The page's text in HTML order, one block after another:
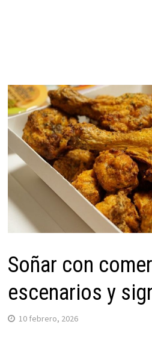
Soñar con
escenarios y
10 febrero, 2026